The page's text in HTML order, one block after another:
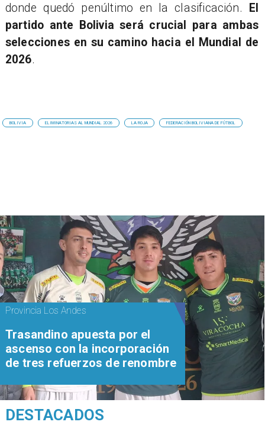
donde quedó penúltimo en la clasificación. El
partido ante Bolivia será crucial para ambas
selecciones en su camino hacia el Mundial de
2026.
BOLIVIA ELIMINATORIAS AL MUNDIAL 2026 LA ROJA FEDERACIÓN BOLIVIANA DE FÚTBOL
Provincia Los Andes
Trasandino apuesta por el
ascenso con la incorporación
de tres refuerzos de renombre
DESTACADOS